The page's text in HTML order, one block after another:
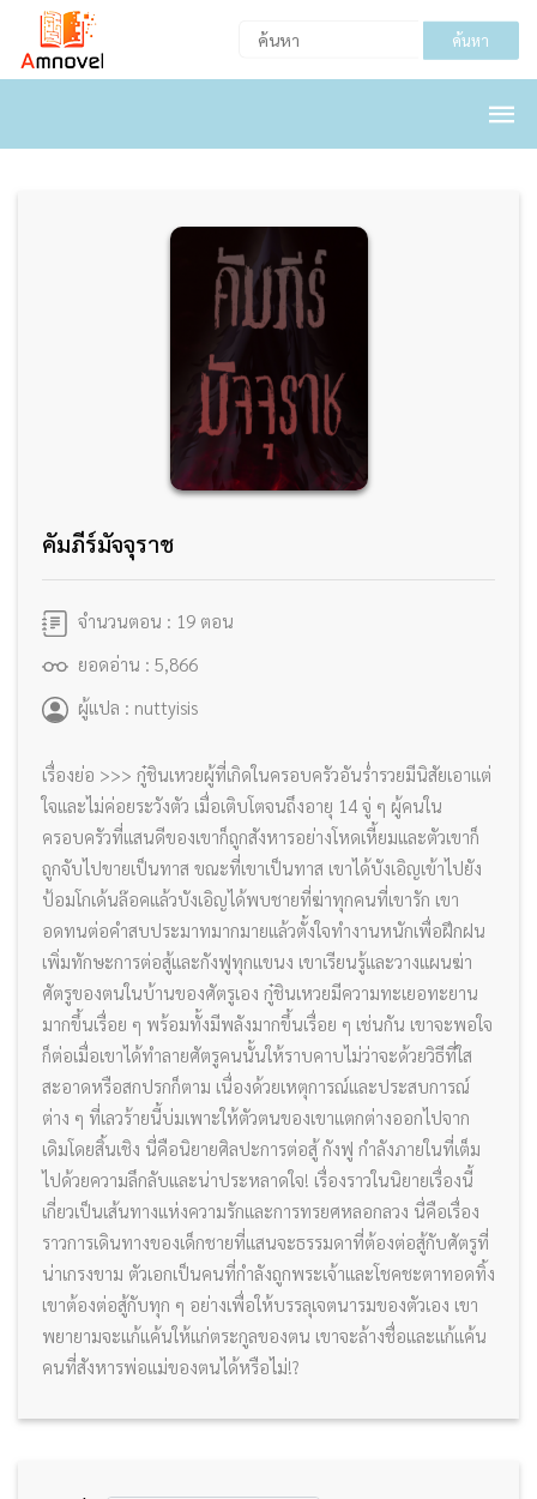
ค้นหา
คัมภีร์มัจจุราช
จำนวนตอน : 19 ตอน
ยอดอ่าน : 5,866
ผู้แปล : nuttyisis
เรื่องย่อ >>> กู๋ชินเหวยผู้ที่เกิดในครอบครัวอันร่ำรวยมีนิสัยเอาแต่
ใจและไม่ค่อยระวังตัว เมื่อเติบโตจนถึงอายุ 14 จู่ ๆ ผู้คนใน
ครอบครัวที่แสนดีของเขาก็ถูกสังหารอย่างโหดเหี้ยมและตัวเขาก็
ถูกจับไปขายเป็นทาส ขณะที่เขาเป็นทาส เขาได้บังเอิญเข้าไปยัง
ป้อมโกเด้นล๊อคแล้วบังเอิญได้พบชายที่ฆ่าทุกคนที่เขารัก เขา
อดทนต่อคำสบประมาทมากมายแล้วตั้งใจทำงานหนักเพื่อฝึกฝน
เพิ่มทักษะการต่อสู้และกังฟูทุกแขนง เขาเรียนรู้และวางแผนฆ่า
ศัตรูของตนในบ้านของศัตรูเอง กู๋ชินเหวยมีความทะเยอทะยาน
มากขึ้นเรื่อย ๆ พร้อมทั้งมีพลังมากขึ้นเรื่อย ๆ เช่นกัน เขาจะพอใจ
ก็ต่อเมื่อเขาได้ทำลายศัตรูคนนั้นให้ราบคาบไม่ว่าจะด้วยวิธีที่ใส
สะอาดหรือสกปรกก็ตาม เนื่องด้วยเหตุการณ์และประสบการณ์
ต่าง ๆ ที่เลวร้ายนี้บ่มเพาะให้ตัวตนของเขาแตกต่างออกไปจาก
เดิมโดยสิ้นเชิง นี่คือนิยายศิลปะการต่อสู้ กังฟู กำลังภายในที่เต็ม
ไปด้วยความลึกลับและน่าประหลาดใจ! เรื่องราวในนิยายเรื่องนี้
เกี่ยวเป็นเส้นทางแห่งความรักและการทรยศหลอกลวง นี่คือเรื่อง
ราวการเดินทางของเด็กชายที่แสนจะธรรมดาที่ต้องต่อสู้กับศัตรูที่
น่าเกรงขาม ตัวเอกเป็นคนที่กำลังถูกพระเจ้าและโชคชะตาทอดทิ้ง
เขาต้องต่อสู้กับทุก ๆ อย่างเพื่อให้บรรลุเจตนารมของตัวเอง เขา
พยายามจะแก้แค้นให้แก่ตระกูลของตน เขาจะล้างชื่อและแก้แค้น
คนที่สังหารพ่อแม่ของตนได้หรือไม่!?